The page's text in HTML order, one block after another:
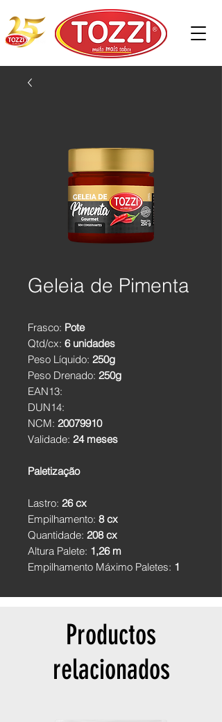
Geleia de Pimenta
Frasco: Pote
Qtd/cx: 6 unidades
Peso Líquido: 250g
Peso Drenado: 250g
EAN13:
DUN14:
NCM: 20079910
Validade: 24 meses
Paletização
Lastro: 26 cx
Empilhamento: 8 cx
Quantidade: 208 cx
Altura Palete: 1,26 m
Empilhamento Máximo Paletes: 1
Productos
relacionados